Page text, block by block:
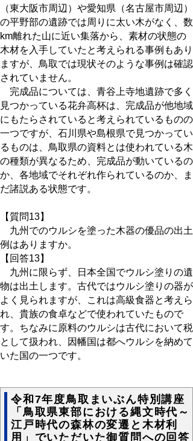
（東大阪市周辺）や愛知県（名古屋市周辺）
の平野部の遺跡では周りに太い木がなく、数
km離れた山に近い集落から、素材の状態の
木材を入手していたと考えられる事例もあり
ますが、鳥取では現状そのような事例は確認
されていません。
完成品については、青谷上寺地遺跡で多く
見つかっている花弁高杯は、完成品が他地域
にもたらされていると考えられているものの
一つですが、石川県や島根県で見つかってい
るものは、鳥取県の資料とは使われている木
の種類が異なるため、完成品が動いているの
か、各地域でそれぞれ作られているのか、ま
だ諸説ある状態です。
【質問13】
九州でのウルシを塗った木器の優品の出土
例はありますか。
【回答13】
九州に限らず、日本全国でウルシ塗りの遺
物は出土します。古代ではウルシ塗りの器が
よく見られますが、これは高級食器と考えら
れ、貴族の食卓などで使われていたもので
す。ちなみに原料のウルシは古代において税
として扱われ、因幡国は都へウルシを納めて
いた国の一つです。
令和7年度鳥取まいぶん特別講座
「鳥取県東部における縄文時代～
江戸時代の森林の変遷と木材利
用」でいただいた御質問への回答